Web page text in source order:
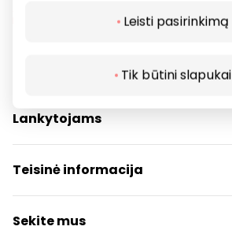
Leisti pasirinkimą
Tik būtini slapukai
Paslaugos
Restoranai ir kavinės
Lankytojams
PC planas
Draugiški gyvūnams
Kontaktai
Akcijos
Teisinė informacija
Prekybos centro taisyklės
Sekite mus